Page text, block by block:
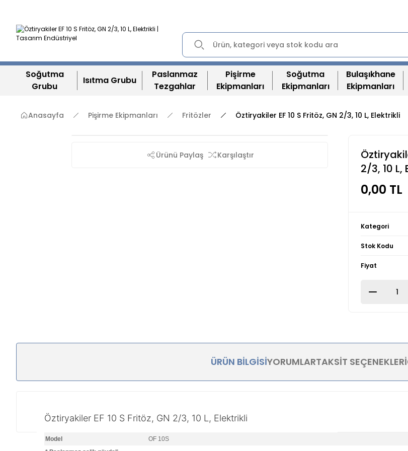
Soğutma
Grubu
Isıtma Grubu
Paslanmaz
Tezgahlar
Pişirme
Ekipmanları
Soğutma
Ekipmanları
Bulaşıkhane
Ekipmanları
Anasayfa Pişirme Ekipmanları Fritözler Öztiryakiler EF 10 S Fritöz, GN 2/3, 10 L, Elektrikli
Ürünü Paylaş Karşılaştır
2/3, 10 L,
0,00 TL
Kategori
Stok Kodu
Fiyat
ÜRÜN BILGISIYORUMLARTAKSIT SEÇENEKLERI
Öztiryakiler EF 10 S Fritöz, GN 2/3, 10 L, Elektrikli
Model
OF 10S